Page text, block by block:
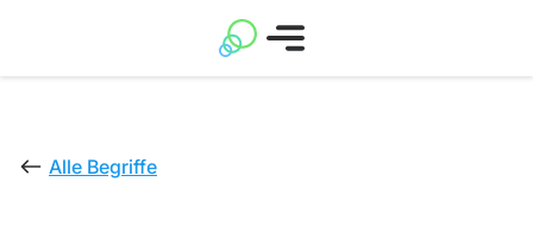
Alle Begriffe